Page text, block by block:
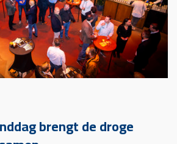
brengt de droge